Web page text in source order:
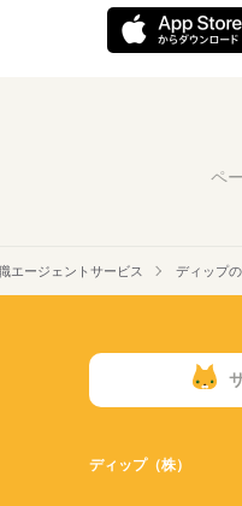
ペ
エージェントサービス ディップ
ディップ（株）